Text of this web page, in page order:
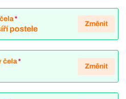
*
postele
Změnit
čela*
Změnit